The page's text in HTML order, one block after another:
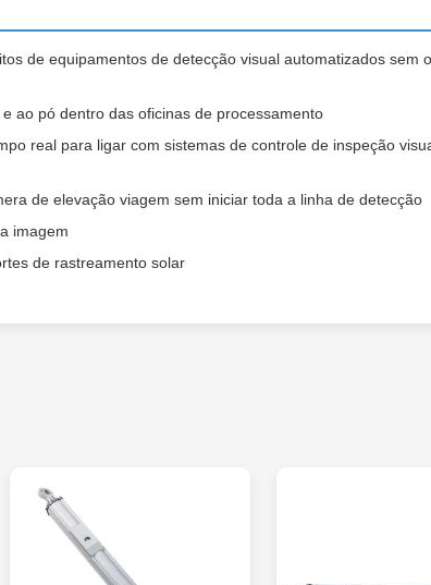
de equipamentos de detecção visual automatizados sem
ao pó dentro das oficinas de processamento
real para ligar com sistemas de controle de inspeção
de elevação viagem sem iniciar toda a linha de detecção
imagem
de rastreamento solar